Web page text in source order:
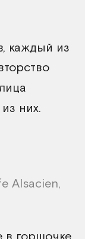
каждый из
них.
Alsacien,
в горшочке